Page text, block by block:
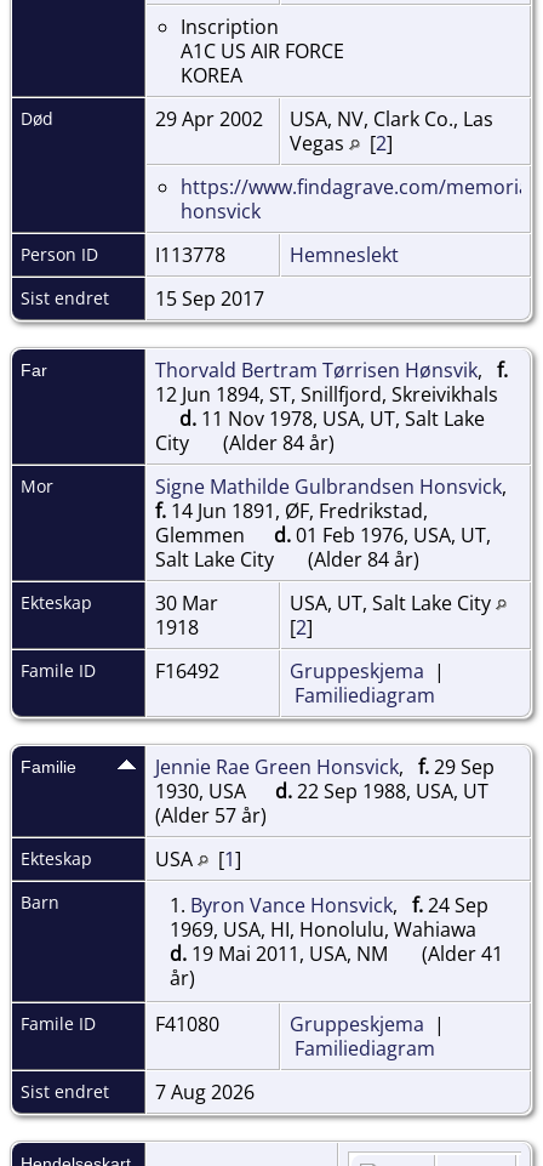
Inscription
A1C US AIR FORCE
KOREA
Død 29 Apr 2002
USA, NV, Clark Co., Las
Vegas
[2]
https://www.findagrave.com/
honsvick
Person ID I113778 Hemneslekt
Sist endret 15 Sep 2017
Far Thorvald Bertram Tørrisen Hønsvik, f.
12 Jun 1894, ST, Snillfjord, Skreivikhals
d. 11 Nov 1978, USA, UT, Salt Lake
City
(Alder 84 år)
Mor Signe Mathilde Gulbrandsen Honsvick,
f. 14 Jun 1891, ØF, Fredrikstad,
Glemmen
d.01 Feb 1976, USA, UT,
Salt Lake City
(Alder 84 år)
Ekteskap
30 Mar
1918
USA, UT, Salt Lake City
[2]
Famile ID F16492 Gruppeskjema |
Familiediagram
Familie Jennie Rae Green Honsvick, f.29 Sep
1930, USA
d.22 Sep 1988, USA, UT
(Alder 57 år)
Ekteskap USA [1]
Barn 1. Byron Vance Honsvick, f.24 Sep
1969, USA, HI, Honolulu, Wahiawa
d. 19 Mai 2011, USA, NM
(Alder 41
år)
Famile ID F41080 Gruppeskjema |
Familiediagram
Sist endret 7 Aug 2026